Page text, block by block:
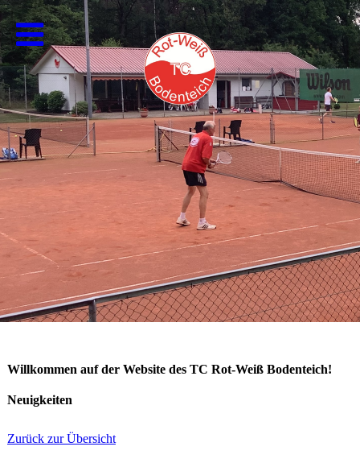
Willkommen auf der Website des TC Rot-Weiß Bodenteich!
Neuigkeiten
Zurück zur Übersicht